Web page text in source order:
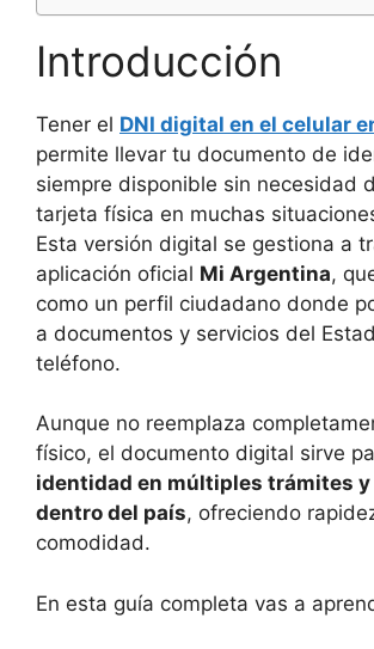
Introducción
Tener el DNI digital en el celular
permite llevar tu documento de
siempre disponible sin necesidad
tarjeta física en muchas
Esta versión digital se gestiona a
aplicación oficial Mi Argentina,
como un perfil ciudadano donde
a documentos y servicios del
teléfono.
Aunque no reemplaza
físico, el documento digital sirve
identidad en múltiples trámites
dentro del país, ofreciendo
comodidad.
En esta guía completa vas a